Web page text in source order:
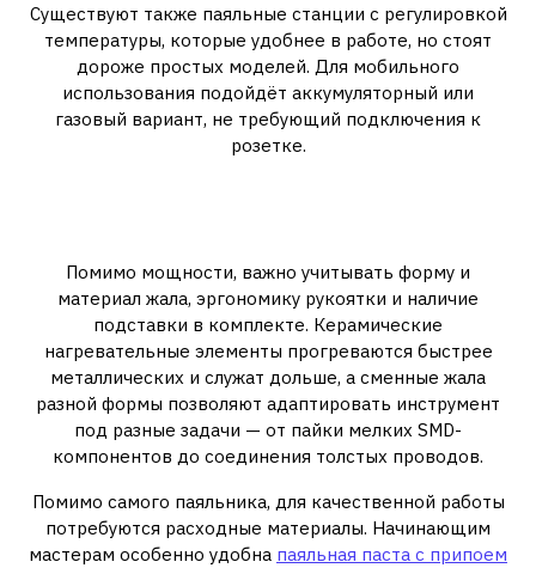
Существуют также паяльные станции с регулировкой
температуры, которые удобнее в работе, но стоят
дороже простых моделей. Для мобильного
использования подойдёт аккумуляторный или
газовый вариант, не требующий подключения к
розетке.
Помимо мощности, важно учитывать форму и
материал жала, эргономику рукоятки и наличие
подставки в комплекте. Керамические
нагревательные элементы прогреваются быстрее
металлических и служат дольше, а сменные жала
разной формы позволяют адаптировать инструмент
под разные задачи — от пайки мелких SMD-
компонентов до соединения толстых проводов.
Помимо самого паяльника, для качественной работы
потребуются расходные материалы. Начинающим
мастерам особенно удобна паяльная паста с припоем